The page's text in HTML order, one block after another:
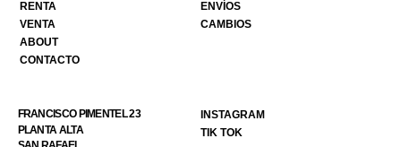
RENTA
VENTA
ABOUT
CONTACTO
ENVÍOS
CAMBIOS
FRANCISCO PIMENTEL 23
PLANTA ALTA
INSTAGRAM
TIK TOK